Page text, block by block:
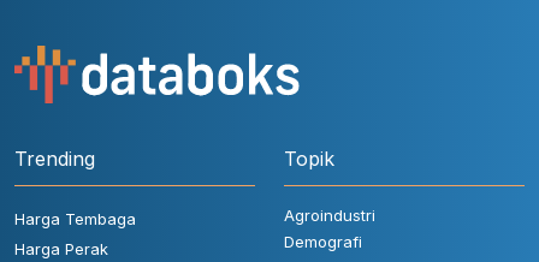
Trending
Harga Tembaga
Harga Perak
Topik
Agroindustri
Demografi